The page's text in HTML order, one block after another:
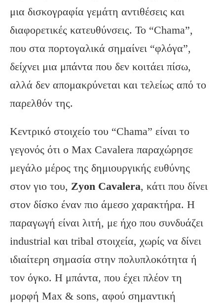
μια δισκογραφία γεμάτη αντιθέσεις και
διαφορετικές κατευθύνσεις. Το “Chama”,
που στα πορτογαλικά σημαίνει “φλόγα”,
δείχνει μια μπάντα που δεν κοιτάει πίσω,
αλλά δεν απομακρύνεται και τελείως από το
παρελθόν της.
Κεντρικό στοιχείο του “Chama” είναι το
γεγονός ότι ο Max Cavalera παραχώρησε
μεγάλο μέρος της δημιουργικής ευθύνης
στον γιο του, Zyon Cavalera, κάτι που δίνει
στον δίσκο έναν πιο άμεσο χαρακτήρα. Η
παραγωγή είναι λιτή, με ήχο που συνδυάζει
industrial και tribal στοιχεία, χωρίς να δίνει
ιδιαίτερη σημασία στην πολυπλοκότητα ή
τον όγκο. Η μπάντα, που έχει πλέον τη
μορφή Max & sons, αφού σημαντική